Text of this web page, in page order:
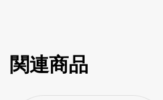
関連商品